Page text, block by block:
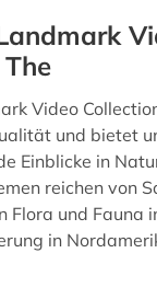
internationale politik (1)
internationales arbeitsrecht (1)
internationales handelsrecht (1)
Video
und bietet
Einblicke in
reichen von
Flora und Fauna
in